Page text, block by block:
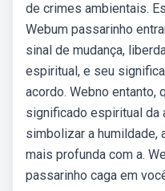
de crimes ambientais.
Webum passarinho
sinal de mudança,
espiritual, e seu
acordo. Webno entanto,
significado espiritual da
simbolizar a humildade,
mais profunda com a.
passarinho caga em